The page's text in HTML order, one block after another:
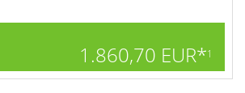
1.860,70 EUR*1